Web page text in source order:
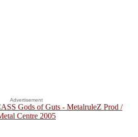
Advertisement